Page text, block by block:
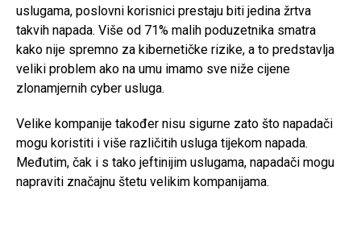
uslugama, poslovni korisnici prestaju biti jedina žrtva
takvih napada. Više od 71% malih poduzetnika smatra
kako nije spremno za kibernetičke rizike, a to predstavlja
veliki problem ako na umu imamo sve niže cijene
zlonamjernih cyber usluga.
Velike kompanije također nisu sigurne zato što napadači
mogu koristiti i više različitih usluga tijekom napada.
Međutim, čak i s tako jeftinijim uslugama, napadači mogu
napraviti značajnu štetu velikim kompanijama.